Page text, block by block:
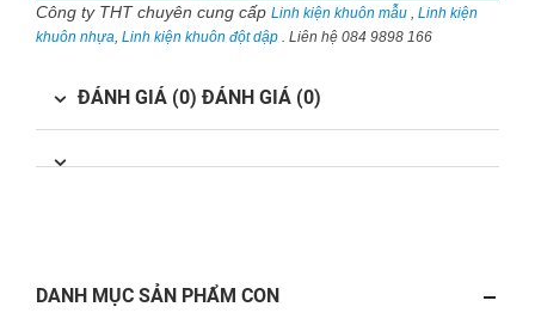
Công ty THT chuyên cung cấp Linh kiện khuôn mẫu , Linh kiện
khuôn nhựa, Linh kiện khuôn đột dập . Liên hệ 084 9898 166
ĐÁNH GIÁ (0)ĐÁNH GIÁ (0)
DANH MỤC SẢN PHẨM CON